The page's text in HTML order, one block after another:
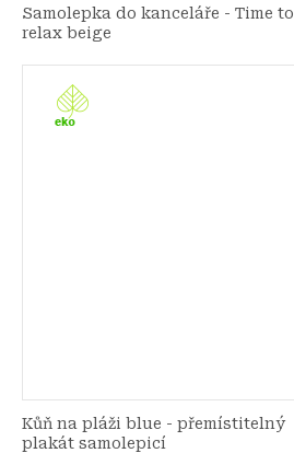
Samolepka do kanceláře - Time to
relax beige
Kůň na pláži blue - přemístitelný
plakát samolepicí